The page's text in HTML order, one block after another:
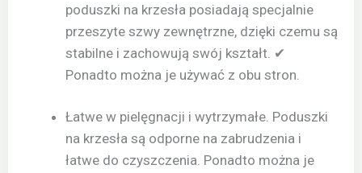
poduszki na krzesła posiadają specjalnie
przeszyte szwy zewnętrzne, dzięki czemu są
stabilne i zachowują swój kształt. ✔
Ponadto można je używać z obu stron.
Łatwe w pielęgnacji i wytrzymałe. Poduszki
na krzesła są odporne na zabrudzenia i
łatwe do czyszczenia. Ponadto można je